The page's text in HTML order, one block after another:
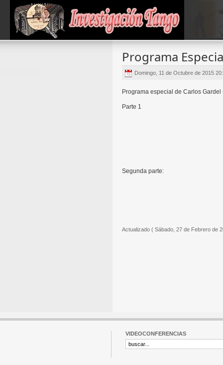
Programa
Domingo, 11 de Octubre de 2015
Programa especial de Carlos Gardel
Parte 1
Segunda parte:
Actualizado ( Sábado, 27 de Febrero de
VIDEOCONFERENCIAS